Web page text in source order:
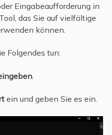
Eingabeaufforderung in
das Sie auf vielfältige
können.
Folgendes tun:
.
ein und geben Sie es ein.